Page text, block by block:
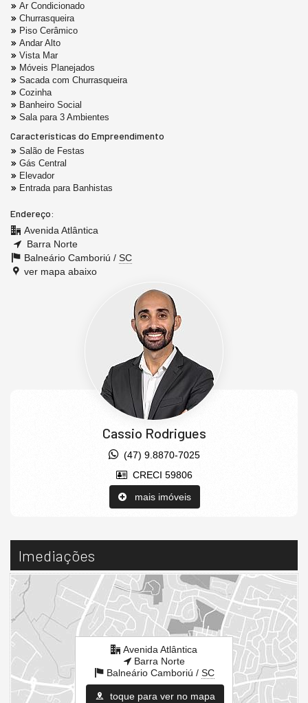
Ar Condicionado
Churrasqueira
Piso Cerâmico
Andar Alto
Vista Mar
Móveis Planejados
Sacada com Churrasqueira
Cozinha
Banheiro Social
Sala para 3 Ambientes
Características do Empreendimento
Salão de Festas
Gás Central
Elevador
Entrada para Banhistas
Endereço:
Avenida Atlântica
Barra Norte
Balneário Camboriú / SC
ver mapa abaixo
Cassio Rodrigues
(47) 9.8870-7025
CRECI 59806
mais imóveis
Imediações
Avenida Atlântica
Barra Norte
Balneário Camboriú / SC
toque para ver no mapa